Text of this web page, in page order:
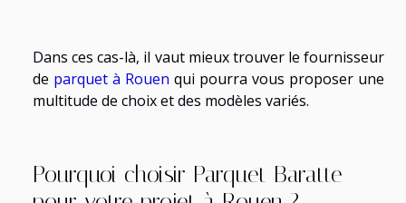
Dans ces cas-là, il vaut mieux trouver le fournisseur
de parquet à Rouen qui pourra vous proposer une
multitude de choix et des modèles variés.
Pourquoi choisir Parquet Baratte